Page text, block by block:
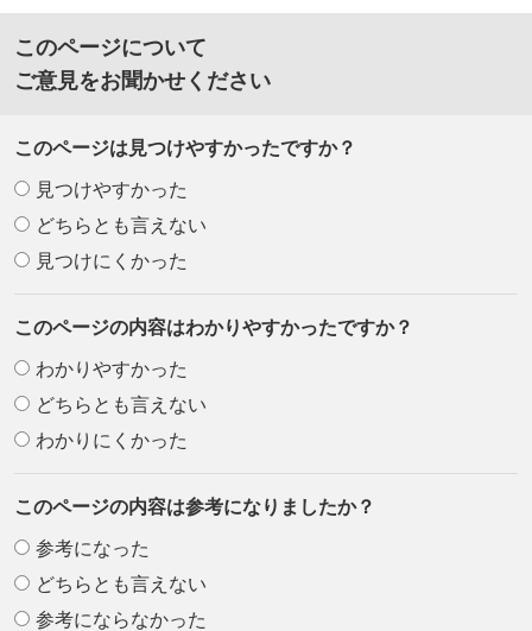
このページについて
ご意見をお聞かせください
このページは見つけやすかったですか？
見つけやすかった
どちらとも言えない
見つけにくかった
このページの内容はわかりやすかったですか？
わかりやすかった
どちらとも言えない
わかりにくかった
このページの内容は参考になりましたか？
参考になった
どちらとも言えない
参考にならなかった